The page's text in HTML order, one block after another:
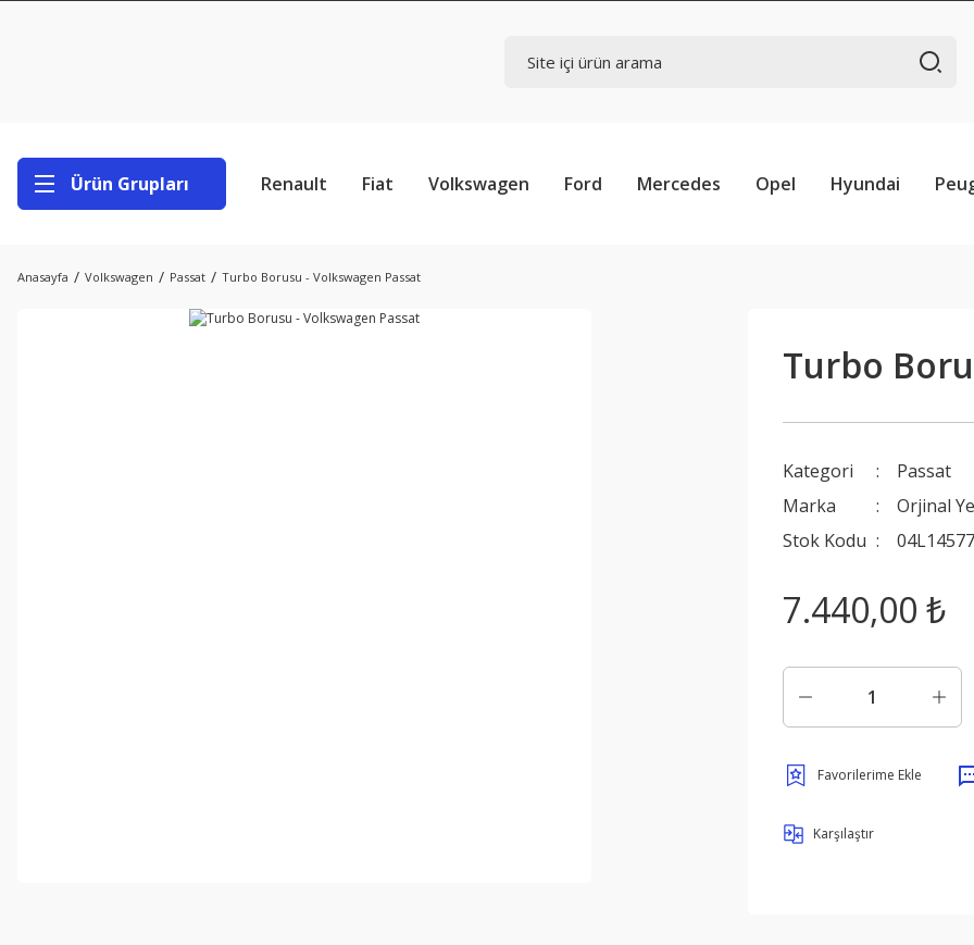
Ürün Grupları Renault Fiat Volkswagen Ford Mercedes Opel Hyundai
Anasayfa Volkswagen Passat Turbo Borusu - Volkswagen Passat
Turbo
Kategori
Passat
Marka
Orjinal
Stok Kodu
7.440,00 ₺
Karşılaştır